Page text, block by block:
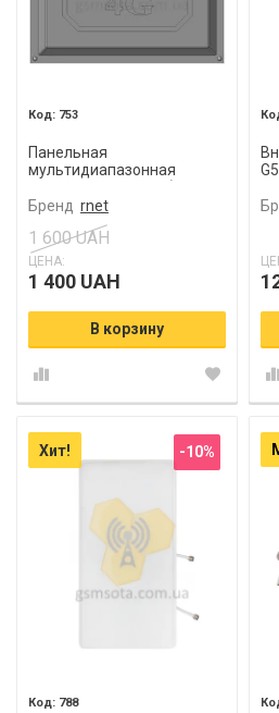
753
Панельная
мультидиапазонная
960, 1700-2700 МГц)
Бренд rnet
1 600 UAH
ЦЕНА:
1 400 UAH
В корзину
Хит! -10%
788